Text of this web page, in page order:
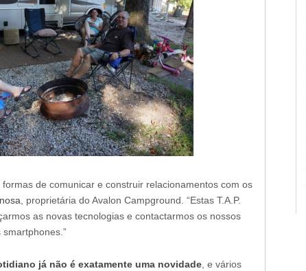
de comunicar e construir relacionamentos com os
, proprietária do Avalon Campground. “Estas T.A.P.
as novas tecnologias e contactarmos os nossos
já não é exatamente uma novidade, e vários